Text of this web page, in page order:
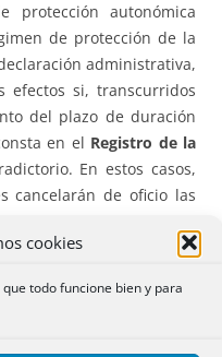
cookies
todo funcione bien y para
protección autonómica
de protección de la
administrativa,
efectos si, transcurridos
del plazo de duración
en el Registro de la
En estos casos,
cancelarán de oficio las
la Ley 8/2012, de 29 de